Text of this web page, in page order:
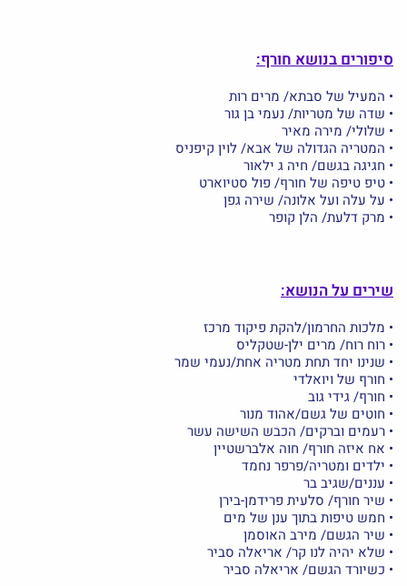
סיפורים בנושא חורף:
• המעיל של סבתא/ מרים רות
• שדה של מטריות/ נעמי בן גור
• שלולי/ מירה מאיר
• המטריה הגדולה של אבא/ לוין קיפניס
• חגיגה בגשם/ חיה ג ילאור
• טיפ טיפה של חורף/ פול סטיוארט
• על עלה ועל אלונה/ שירה גפן
• מרק דלעת/ הלן קופר
שירים על הנושא:
• מלכות החרמון/להקת פיקוד מרכז
• רוח רוח/ מרים ילן-שטקליס
• שנינו יחד תחת מטריה אחת/נעמי שמר
• חורף של ויואלדי
• חורף/ גידי גוב
• חוטים של גשם/אהוד מנור
• רעמים וברקים/ הכבש השישה עשר
• אח איזה חורף/ חוה אלברשטיין
• ילדים ומטריה/פרפר נחמד
• עננים/שגיב בר
• שיר חורף/ סלעית פרידמן-בירן
• חמש טיפות בתוך ענן של מים
• שיר הגשם/ מירב האוסמן
• שלא יהיה לנו קר/ אריאלה סביר
• כשיורד הגשם/ אריאלה סביר